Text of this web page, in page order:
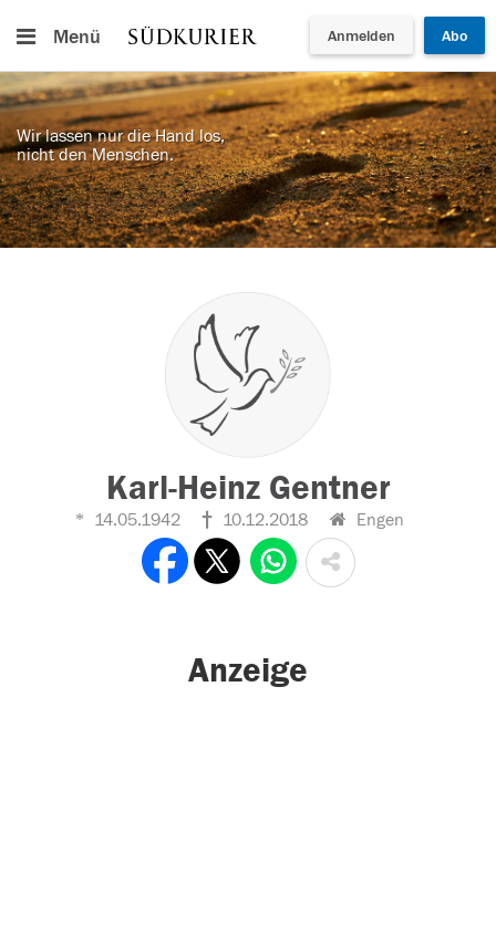
Menü Anmelden Abo
Wir lassen nur die Hand los,
nicht den Menschen.
Karl-Heinz Gentner
14.05.1942 10.12.2018 Engen
Anzeige